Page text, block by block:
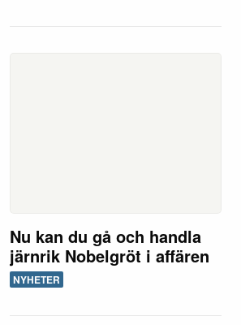
Nu kan du gå och handla
järnrik Nobelgröt i affären
NYHETER